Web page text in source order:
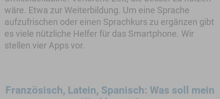
wäre. Etwa zur Weiterbildung. Um eine Sprache
aufzufrischen oder einen Sprachkurs zu ergänzen gibt
es viele nützliche Helfer für das Smartphone. Wir
stellen vier Apps vor.
Französisch, Latein, Spanisch: Was soll mein